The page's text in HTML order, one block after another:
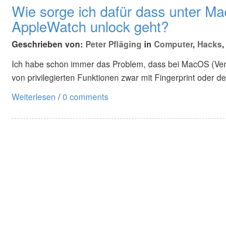
Wie sorge ich dafür dass unter
AppleWatch unlock geht?
Geschrieben von: Peter Pfläging in Computer, Hacks,
Ich habe schon immer das Problem, dass bei MacOS
von privilegierten Funktionen zwar mit Fingerprint oder
Weiterlesen / 0 comments